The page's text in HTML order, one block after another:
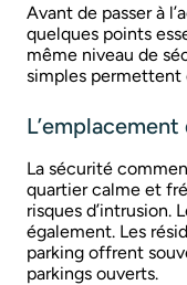
Avant de passer à
quelques points
même niveau de
simples permettent
La sécurité
quartier calme et
risques d’intrusion.
également. Les
parking offrent
parkings ouverts.